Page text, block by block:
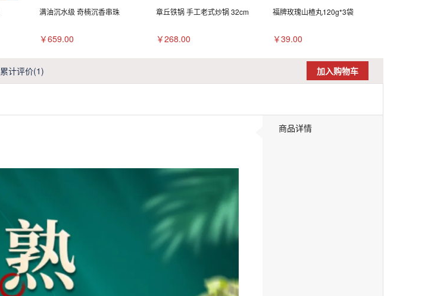
满油沉水级 奇楠沉香串珠
￥659.00
章丘铁锅 手工老式炒锅 32cm
￥268.00
福牌玫瑰山楂丸120g*3袋
￥39.00
累计评价(1) 加入购物车
商品详情